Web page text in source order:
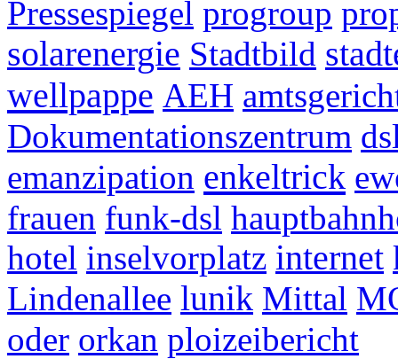
Pressespiegel progroup
solarenergie Stadtbild
wellpappe AEH
Dokumentationszentrum
emanzipation enkeltrick
frauen funk-dsl
hotel inselvorplatz internet
Lindenallee lunik Mittal
oder orkan ploizeibericht